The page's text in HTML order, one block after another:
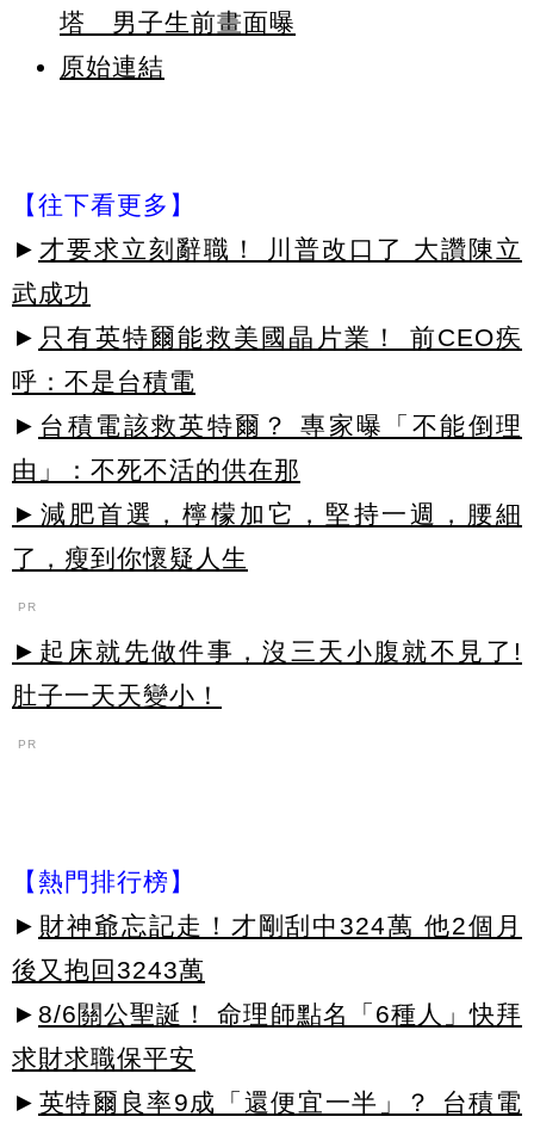
塔 男子生前畫面曝
原始連結
【往下看更多】
► 才要求立刻辭職！ 川普改口了 大讚陳立
武成功
► 只有英特爾能救美國晶片業！ 前CEO疾
呼：不是台積電
► 台積電該救英特爾？ 專家曝「不能倒理
由」：不死不活的供在那
►減肥首選，檸檬加它，堅持一週，腰細
了，瘦到你懷疑人生
PR
►起床就先做件事，沒三天小腹就不見了!
肚子一天天變小！
PR
【熱門排行榜】
► 財神爺忘記走！才剛刮中324萬 他2個月
後又抱回3243萬
► 8/6關公聖誕！ 命理師點名「6種人」快拜
求財求職保平安
► 英特爾良率9成「還便宜一半」？ 台積電